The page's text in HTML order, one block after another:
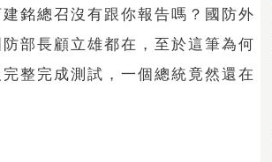
銘總召沒有跟你報告嗎？國防外
部長顧立雄都在，至於這筆為何
整完成測試，一個總統竟然還在